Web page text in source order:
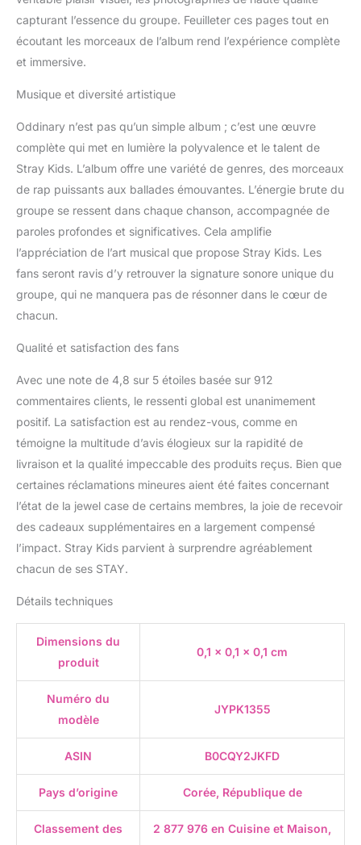
capturant l’essence du groupe. Feuilleter ces pages tout en
écoutant les morceaux de l’album rend l’expérience complète
et immersive.
Musique et diversité artistique
Oddinary n’est pas qu’un simple album ; c’est une œuvre
complète qui met en lumière la polyvalence et le talent de
Stray Kids. L’album offre une variété de genres, des morceaux
de rap puissants aux ballades émouvantes. L’énergie brute du
groupe se ressent dans chaque chanson, accompagnée de
paroles profondes et significatives. Cela amplifie
l’appréciation de l’art musical que propose Stray Kids. Les
fans seront ravis d’y retrouver la signature sonore unique du
groupe, qui ne manquera pas de résonner dans le cœur de
chacun.
Qualité et satisfaction des fans
Avec une note de 4,8 sur 5 étoiles basée sur 912
commentaires clients, le ressenti global est unanimement
positif. La satisfaction est au rendez-vous, comme en
témoigne la multitude d’avis élogieux sur la rapidité de
livraison et la qualité impeccable des produits reçus. Bien que
certaines réclamations mineures aient été faites concernant
l’état de la jewel case de certains membres, la joie de recevoir
des cadeaux supplémentaires en a largement compensé
l’impact. Stray Kids parvient à surprendre agréablement
chacun de ses STAY.
Détails techniques
Dimensions du
produit
0,1 x 0,1 x 0,1 cm
Numéro du
modèle
JYPK1355
ASIN B0CQY2JKFD
Pays d’origine Corée, République de
Classement des
2 877 976 en Cuisine et Maison,